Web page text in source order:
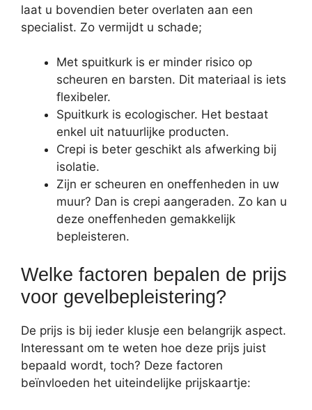
laat u bovendien beter overlaten aan een
specialist. Zo vermijdt u schade;
Met spuitkurk is er minder risico op
scheuren en barsten. Dit materiaal is iets
flexibeler.
Spuitkurk is ecologischer. Het bestaat
enkel uit natuurlijke producten.
Crepi is beter geschikt als afwerking bij
isolatie.
Zijn er scheuren en oneffenheden in uw
muur? Dan is crepi aangeraden. Zo kan u
deze oneffenheden gemakkelijk
bepleisteren.
Welke factoren bepalen de prijs
voor gevelbepleistering?
De prijs is bij ieder klusje een belangrijk aspect.
Interessant om te weten hoe deze prijs juist
bepaald wordt, toch? Deze factoren
beïnvloeden het uiteindelijke prijskaartje: